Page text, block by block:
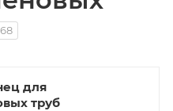
для
труб